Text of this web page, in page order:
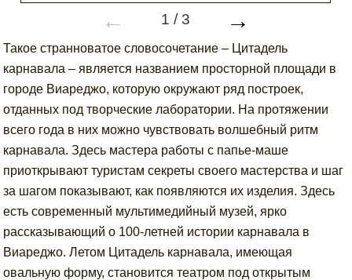
← 1 /3 →
Такое странноватое словосочетание – Цитадель
карнавала – является названием просторной площади в
городе Виареджо, которую окружают ряд построек,
отданных под творческие лаборатории. На протяжении
всего года в них можно чувствовать волшебный ритм
карнавала. Здесь мастера работы с папье-маше
приоткрывают туристам секреты своего мастерства и шаг
за шагом показывают, как появляются их изделия. Здесь
есть современный мультимедийный музей, ярко
рассказывающий о 100-летней истории карнавала в
Виареджо. Летом Цитадель карнавала, имеющая
овальную форму, становится театром под открытым